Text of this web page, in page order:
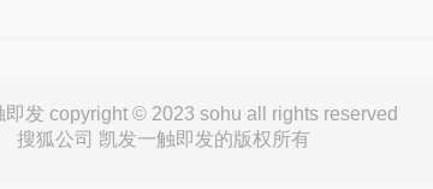
即发 copyright © 2023 sohu all rights reserved
搜狐公司 凯发一触即发的版权所有